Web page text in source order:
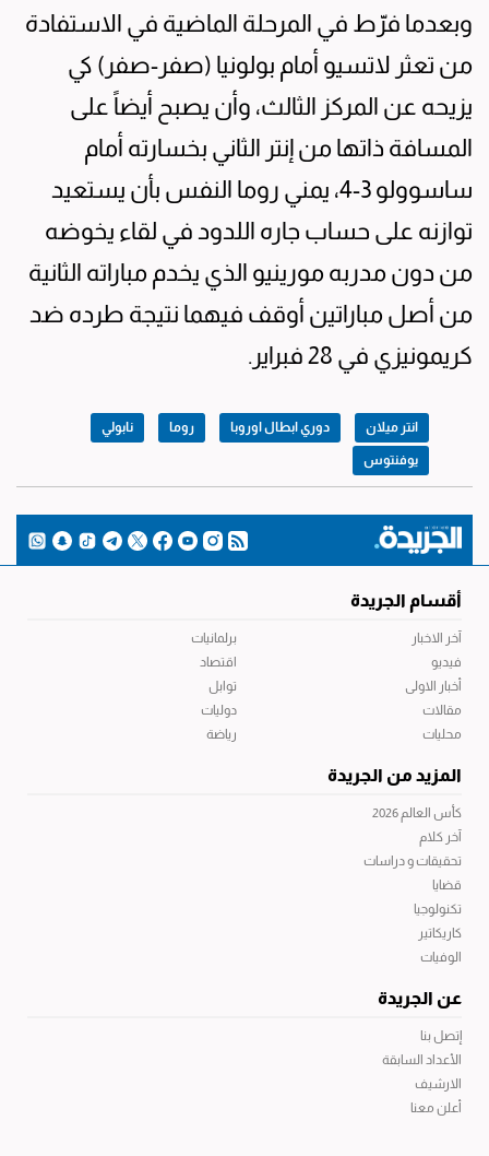
وبعدما فرّط في المرحلة الماضية في الاستفادة
من تعثر لاتسيو أمام بولونيا (صفر-صفر) كي
يزيحه عن المركز الثالث، وأن يصبح أيضاً على
المسافة ذاتها من إنتر الثاني بخسارته أمام
ساسوولو 3-4، يمني روما النفس بأن يستعيد
توازنه على حساب جاره اللدود في لقاء يخوضه
من دون مدربه مورينيو الذي يخدم مباراته الثانية
من أصل مباراتين أوقف فيهما نتيجة طرده ضد
كريمونيزي في 28 فبراير.
انتر ميلان دوري ابطال اوروبا روما نابولي
يوفنتوس
أقسام الجريدة
آخر الاخبار
فيديو
أخبار الاولى
مقالات
محليات
برلمانيات
اقتصاد
توابل
دوليات
رياضة
المزيد من الجريدة
كأس العالم 2026
آخر كلام
تحقيقات و دراسات
قضايا
تكنولوجيا
كاريكاتير
الوفيات
عن الجريدة
إتصل بنا
الأعداد السابقة
الارشيف
أعلن معنا